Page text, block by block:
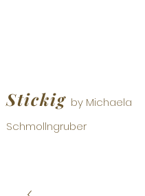
Stickig by Michaela
Schmollngruber